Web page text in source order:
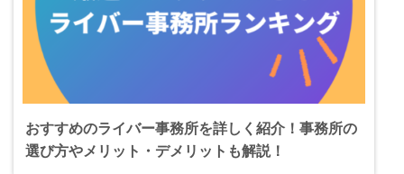
おすすめのライバー事務所を詳しく紹介！事務所の
選び方やメリット・デメリットも解説！